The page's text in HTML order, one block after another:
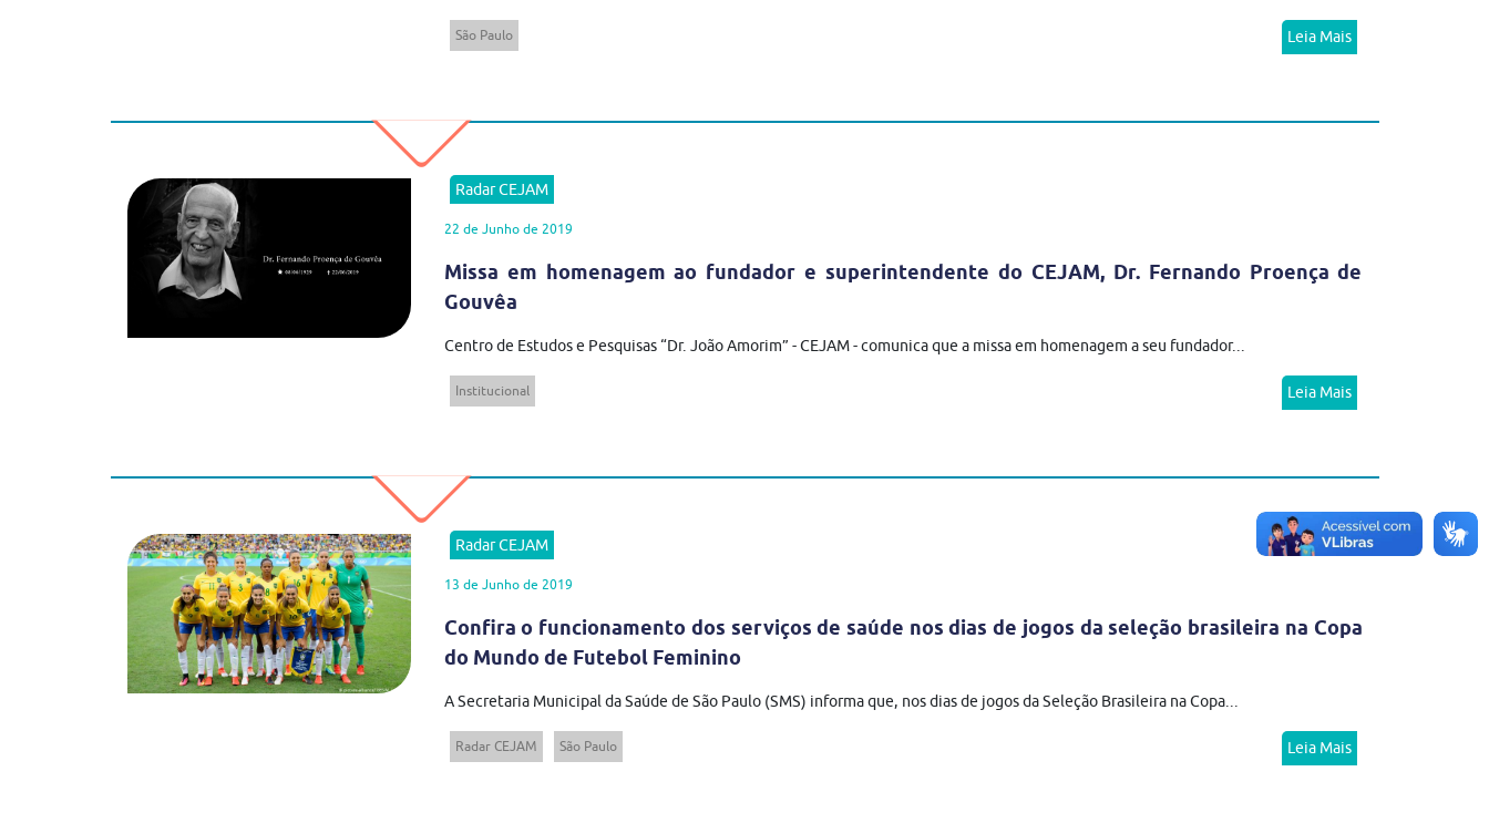
São Paulo Leia Mais
Radar CEJAM
22 de Junho de 2019
Missa em homenagem ao fundador e superintendente do CEJAM, Dr. Fernando Proença de
Gouvêa
Centro de Estudos e Pesquisas “Dr. João Amorim” - CEJAM - comunica que a missa em homenagem a seu fundador...
Institucional Leia Mais
Radar CEJAM
13 de Junho de 2019
Confira o funcionamento dos serviços de saúde nos dias de jogos da seleção brasileira na Copa
do Mundo de Futebol Feminino
A Secretaria Municipal da Saúde de São Paulo (SMS) informa que, nos dias de jogos da Seleção Brasileira na Copa...
Radar CEJAM São Paulo Leia Mais